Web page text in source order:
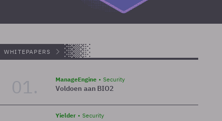
WHITEPAPERS
01. ManageEngine Security
Voldoen aan BIO2
Yielder Security